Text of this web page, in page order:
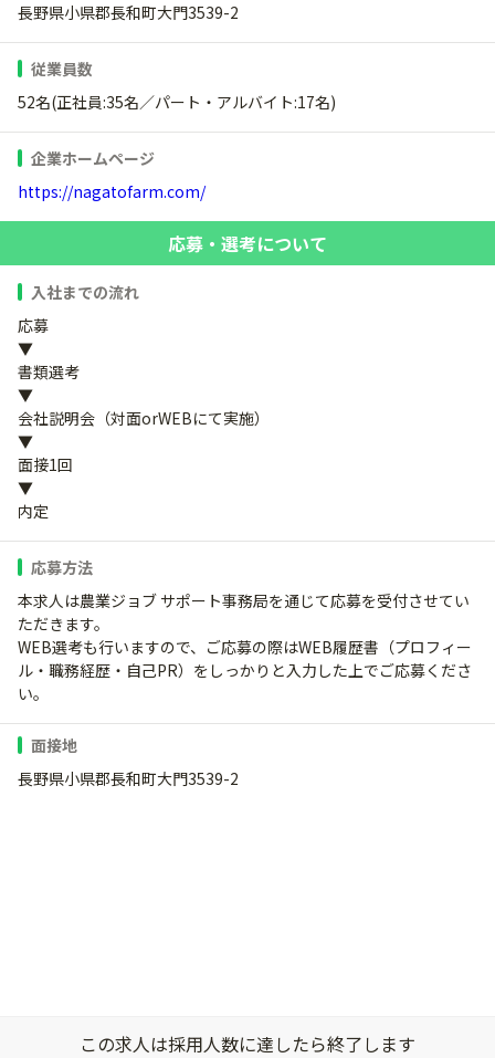
長野県小県郡長和町大門3539-2
従業員数
52名(正社員:35名／パート・アルバイト:17名)
企業ホームページ
https://nagatofarm.com/
応募・選考について
入社までの流れ
応募
▼
書類選考
▼
会社説明会（対面orWEBにて実施）
▼
面接1回
▼
内定
応募方法
本求人は農業ジョブ サポート事務局を通じて応募を受付させてい
ただきます。
WEB選考も行いますので、ご応募の際はWEB履歴書（プロフィー
ル・職務経歴・自己PR）をしっかりと入力した上でご応募くださ
い。
面接地
長野県小県郡長和町大門3539-2
この求人は採用人数に達したら終了します